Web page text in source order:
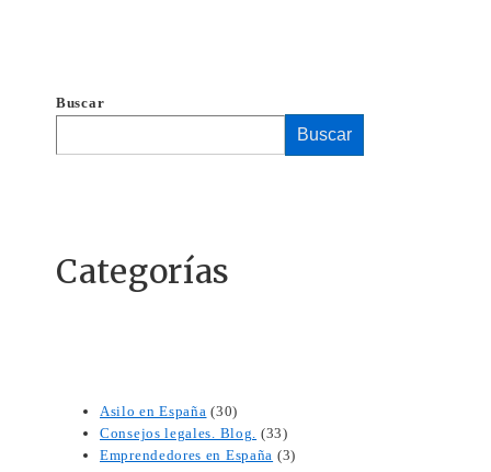
Buscar
Buscar
Categorías
Asilo en España (30)
Consejos legales. Blog. (33)
Emprendedores en España (3)